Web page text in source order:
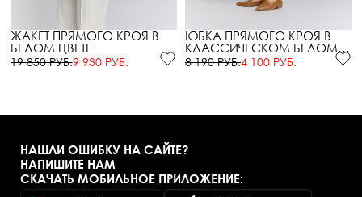
ЖАКЕТ ПРЯМОГО КРОЯ В
БЕЛОМ ЦВЕТЕ
19 850 РУБ.9 930 РУБ.
ЮБКА ПРЯМОГО КРОЯ В
КЛАССИЧЕСКОМ БЕЛОМ
ЦВЕТЕ
8 190 РУБ.4 100 РУБ.
НАШЛИ ОШИБКУ НА САЙТЕ?
НАПИШИТЕ НАМ
СКАЧАТЬ МОБИЛЬНОЕ ПРИЛОЖЕНИЕ: